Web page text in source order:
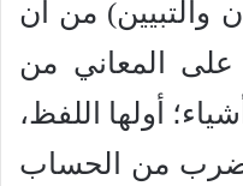
والتبيين) من أن
على المعاني من
أولها اللفظ،
(ضرب من الحساب